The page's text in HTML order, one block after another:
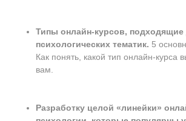
Типы онлайн-курсов, подходящие
психологических тематик. 5
Как понять, какой тип онлайн-курса
вам.
Разработку целой «линейки»